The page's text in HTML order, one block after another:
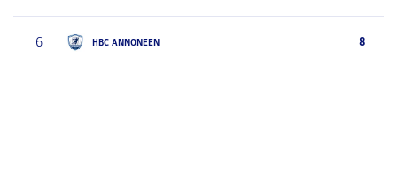
6 HBC ANNONEEN 8